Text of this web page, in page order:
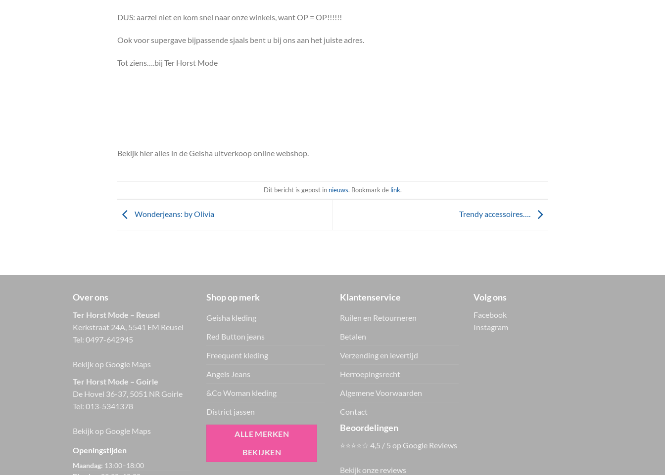
DUS: aarzel niet en kom snel naar onze winkels, want OP = OP!!!!!!
Ook voor supergave bijpassende sjaals bent u bij ons aan het juiste adres.
Tot ziens….bij Ter Horst Mode
Bekijk hier alles in de Geisha uitverkoop online webshop.
Dit bericht is gepost in nieuws. Bookmark de link.
Wonderjeans: by Olivia Trendy accessoires….
Over ons
Ter Horst Mode – Reusel
Kerkstraat 24A, 5541 EM Reusel
Tel: 0497-642945
Bekijk op Google Maps
Ter Horst Mode – Goirle
De Hovel 36-37, 5051 NR Goirle
Tel: 013-5341378
Bekijk op Google Maps
Openingstijden
Maandag: 13:00–18:00
Shop op merk
Geisha kleding
Red Button jeans
Freequent kleding
Angels Jeans
&Co Woman kleding
District jassen
ALLE MERKEN
BEKIJKEN
Klantenservice
Ruilen en Retourneren
Betalen
Verzending en levertijd
Herroepingsrecht
Algemene Voorwaarden
Contact
Beoordelingen
⭐⭐⭐⭐☆ 4,5 / 5 op Google Reviews
Bekijk onze reviews
Volg ons
Facebook
Instagram